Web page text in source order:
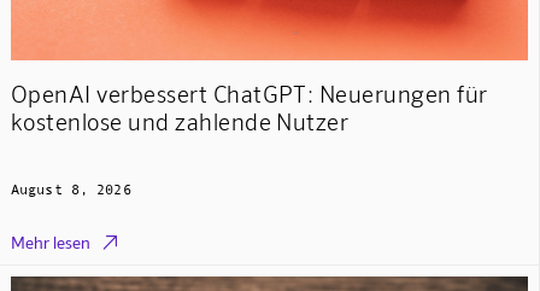
OpenAI verbessert ChatGPT: Neuerungen für
kostenlose und zahlende Nutzer
August 8, 2026
Mehr lesen 